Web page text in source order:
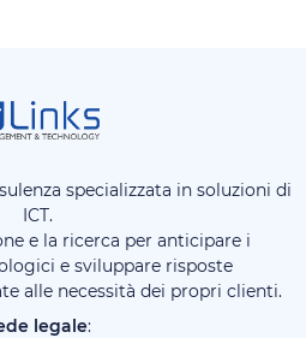
specializzata in soluzioni di
ICT.
e la ricerca per anticipare i
e sviluppare risposte
alle necessità dei propri clienti.
legale: